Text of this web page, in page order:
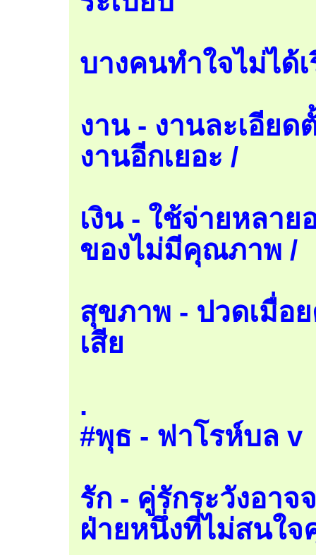
บางคนทำใจไม่ได้
งาน - งานละเอียด
งานอีกเยอะ /
เงิน - ใช้จ่ายหลาย
ของไม่มีคุณภาพ /
สุขภาพ - ปวดเมื่อ
เสีย
.
#พุธ - ฟาโรห์บล v
รัก - คู่รักระวังอา
ฝ่ายหนึ่งที่ไม่สนใ